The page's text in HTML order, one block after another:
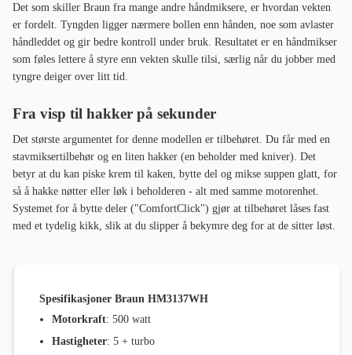
Det som skiller Braun fra mange andre håndmiksere, er hvordan vekten
er fordelt. Tyngden ligger nærmere bollen enn hånden, noe som avlaster
håndleddet og gir bedre kontroll under bruk. Resultatet er en håndmikser
som føles lettere å styre enn vekten skulle tilsi, særlig når du jobber med
tyngre deiger over litt tid.
Fra visp til hakker på sekunder
Det største argumentet for denne modellen er tilbehøret. Du får med en
stavmiksertilbehør og en liten hakker (en beholder med kniver). Det
betyr at du kan piske krem til kaken, bytte del og mikse suppen glatt, for
så å hakke nøtter eller løk i beholderen - alt med samme motorenhet.
Systemet for å bytte deler ("ComfortClick") gjør at tilbehøret låses fast
med et tydelig kikk, slik at du slipper å bekymre deg for at de sitter løst.
Spesifikasjoner Braun HM3137WH
Motorkraft: 500 watt
Hastigheter: 5 + turbo